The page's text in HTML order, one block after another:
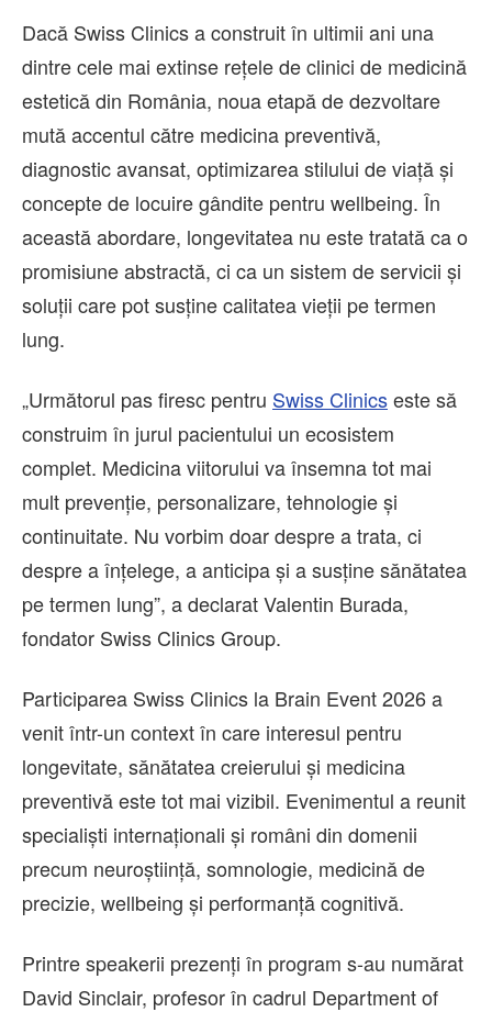
Dacă Swiss Clinics a construit în ultimii ani una
dintre cele mai extinse rețele de clinici de medicină
estetică din România, noua etapă de dezvoltare
mută accentul către medicina preventivă,
diagnostic avansat, optimizarea stilului de viață și
concepte de locuire gândite pentru wellbeing. În
această abordare, longevitatea nu este tratată ca o
promisiune abstractă, ci ca un sistem de servicii și
soluții care pot susține calitatea vieții pe termen
lung.
„Următorul pas firesc pentru Swiss Clinicseste să
construim în jurul pacientului un ecosistem
complet. Medicina viitorului va însemna tot mai
mult prevenție, personalizare, tehnologie și
continuitate. Nu vorbim doar despre a trata, ci
despre a înțelege, a anticipa și a susține sănătatea
pe termen lung”, a declarat Valentin Burada,
fondator Swiss Clinics Group.
Participarea Swiss Clinics la Brain Event 2026 a
venit într-un context în care interesul pentru
longevitate, sănătatea creierului și medicina
preventivă este tot mai vizibil. Evenimentul a reunit
specialiști internaționali și români din domenii
precum neuroștiință, somnologie, medicină de
precizie, wellbeing și performanță cognitivă.
Printre speakerii prezenți în program s-au numărat
David Sinclair, profesor în cadrul Department of